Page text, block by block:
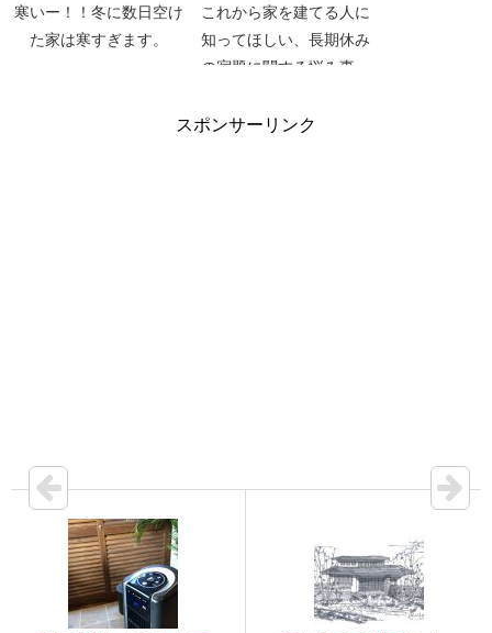
寒いー！！冬に数日空け
た家は寒すぎます。
これから家を建てる人に
知ってほしい、長期休み
の宿題に関する悩み事。
スポンサーリンク